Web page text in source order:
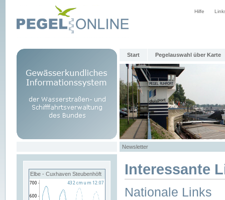
Hilfe
Start Pegelauswahl über Karte
Newsletter
Elbe - Cuxhaven Steubenhöft Interessante
Nationale Links